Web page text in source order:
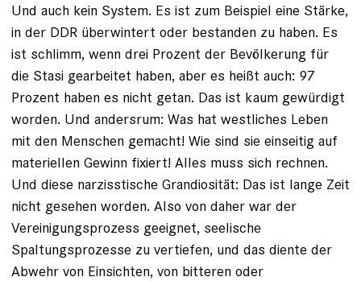
Und auch kein System. Es ist zum Beispiel eine Stärke,
in der DDR überwintert oder bestanden zu haben. Es
ist schlimm, wenn drei Prozent der Bevölkerung für
die Stasi gearbeitet haben, aber es heißt auch: 97
Prozent haben es nicht getan. Das ist kaum gewürdigt
worden. Und andersrum: Was hat westliches Leben
mit den Menschen gemacht! Wie sind sie einseitig auf
materiellen Gewinn fixiert! Alles muss sich rechnen.
Und diese narzisstische Grandiosität: Das ist lange Zeit
nicht gesehen worden. Also von daher war der
Vereinigungsprozess geeignet, seelische
Spaltungsprozesse zu vertiefen, und das diente der
Abwehr von Einsichten, von bitteren oder